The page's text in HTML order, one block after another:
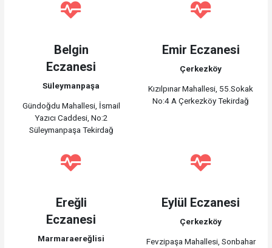
Belgin
Eczanesi
Süleymanpaşa
Gündoğdu Mahallesi, İsmail
Yazıcı Caddesi, No:2
Süleymanpaşa Tekirdağ
Emir Eczanesi
Çerkezköy
Kızılpınar Mahallesi, 55.Sokak
No:4 A Çerkezköy Tekirdağ
Ereğli
Eczanesi
Marmaraereğlisi
Eylül Eczanesi
Çerkezköy
Fevzipaşa Mahallesi, Sonbahar